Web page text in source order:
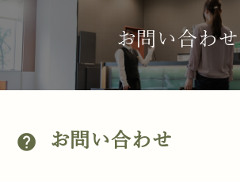
お問い合わせ
help お問い合わせ